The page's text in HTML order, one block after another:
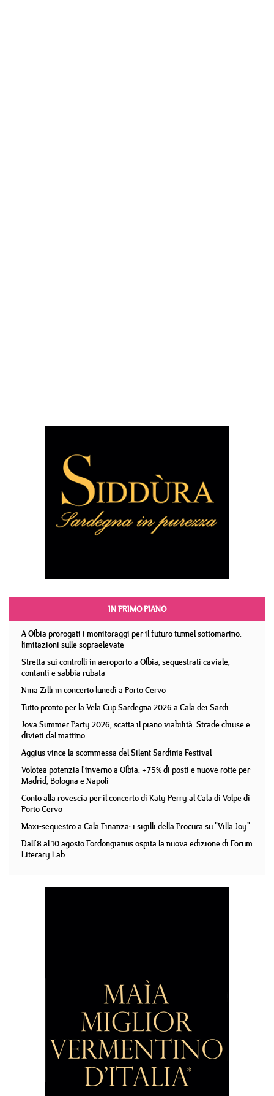
IN PRIMO PIANO
A Olbia prorogati i monitoraggi per il futuro tunnel sottomarino:
limitazioni sulle sopraelevate
Stretta sui controlli in aeroporto a Olbia, sequestrati caviale,
contanti e sabbia rubata
Nina Zilli in concerto lunedì a Porto Cervo
Tutto pronto per la Vela Cup Sardegna 2026 a Cala dei Sardi
Jova Summer Party 2026, scatta il piano viabilità. Strade chiuse e
divieti dal mattino
Aggius vince la scommessa del Silent Sardinia Festival
Volotea potenzia l'inverno a Olbia: +75% di posti e nuove rotte per
Madrid, Bologna e Napoli
Conto alla rovescia per il concerto di Katy Perry al Cala di Volpe di
Porto Cervo
Maxi-sequestro a Cala Finanza: i sigilli della Procura su "Villa Joy"
Dall'8 al 10 agosto Fordongianus ospita la nuova edizione di Forum
Literary Lab